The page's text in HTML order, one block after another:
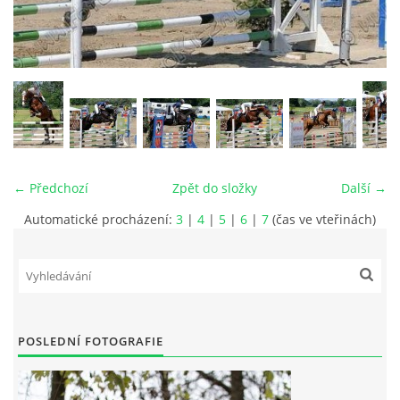
VIDEA
ODKAZY
NOVÝ PŘEKÁŽKOVÝ MATERIÁL
CENÍK SLUŽEB
MORAVSKOSLEZSKÉM KRAJI
NEDOSTAVILI NA PODZIMNÍ BRIGÁDU
← Předchozí Další →
Zpět do složky
Automatické procházení: 3 | 4 | 5 | 6 | 7 (čas ve vteřinách)
POSLEDNÍ FOTOGRAFIE